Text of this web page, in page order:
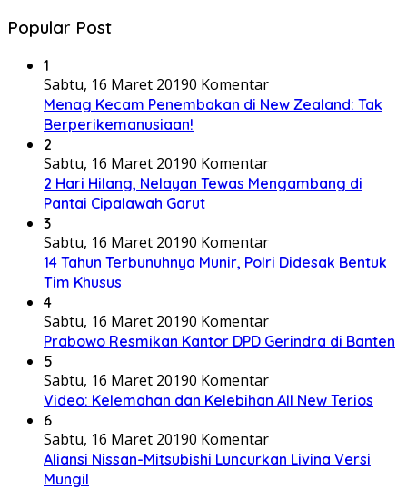
Popular Post
1
Sabtu, 16 Maret 20190 Komentar
Menag Kecam Penembakan di New Zealand: Tak
Berperikemanusiaan!
2
Sabtu, 16 Maret 20190 Komentar
2 Hari Hilang, Nelayan Tewas Mengambang di
Pantai Cipalawah Garut
3
Sabtu, 16 Maret 20190 Komentar
14 Tahun Terbunuhnya Munir, Polri Didesak Bentuk
Tim Khusus
4
Sabtu, 16 Maret 20190 Komentar
Prabowo Resmikan Kantor DPD Gerindra di Banten
5
Sabtu, 16 Maret 20190 Komentar
Video: Kelemahan dan Kelebihan All New Terios
6
Sabtu, 16 Maret 20190 Komentar
Aliansi Nissan-Mitsubishi Luncurkan Livina Versi
Mungil